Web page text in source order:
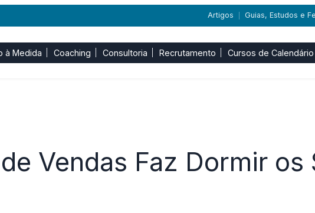
Artigos Guias, Estudos e
à Medida Coaching Consultoria Recrutamento Cursos de Calendário
Vendas Faz Dormir os